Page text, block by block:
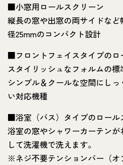
■小窓用ロールスクリーン
縦長の窓や出窓の両サイドな
径25mmのコンパクト設計
■フロントフェイスタイプのロ
スタイリッシュなフォルムの標
シンプル＆クールな空間にし
い対応機種
■浴室（バス）タイプのロール
浴室の窓やシャワーカーテン
して洗濯機で洗えます。
※ネジ不要テンションバー（オ